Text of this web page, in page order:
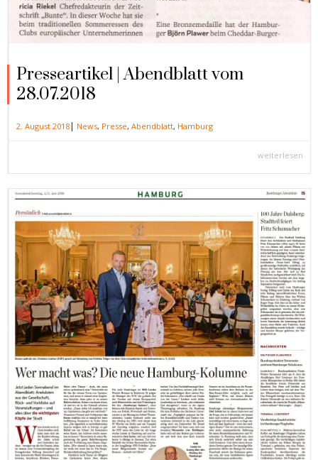
Presseartikel | Abendblatt vom
28.07.2018
2. August 2018| News, Presse, Abendblatt, Hamburg
weiterlesen